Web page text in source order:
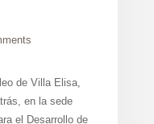
de Villa Elisa,
en la sede
el Desarrollo de